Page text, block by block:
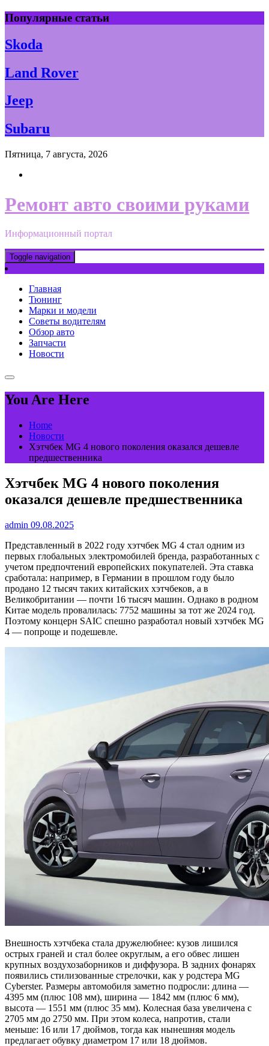
Skip
to
content
Популярные статьи
Skoda
Land Rover
Jeep
Subaru
Пятница, 7 августа, 2026
Ремонт авто своими руками
Информационный портал
Toggle navigation
Главная
Тюнинг
Марки и модели
Советы водителям
Обзор авто
Запчасти
Новости
You Are Here
Home
Новости
Хэтчбек MG 4 нового поколения оказался дешевле
предшественника
Хэтчбек MG 4 нового поколения
оказался дешевле предшественника
admin 09.08.2025
Представленный в 2022 году хэтчбек MG 4 стал одним из
первых глобальных электромобилей бренда, разработанных с
учетом предпочтений европейских покупателей. Эта ставка
сработала: например, в Германии в прошлом году было
продано 12 тысяч таких китайских хэтчбеков, а в
Великобритании — почти 16 тысяч машин. Однако в родном
Китае модель провалилась: 7752 машины за тот же 2024 год.
Поэтому концерн SAIC спешно разработал новый хэтчбек MG
4 — попроще и подешевле.
Внешность хэтчбека стала дружелюбнее: кузов лишился
острых граней и стал более округлым, а его обвес лишен
крупных воздухозаборников и диффузора. В задних фонарях
появились стилизованные стрелочки, как у родстера MG
Cyberster. Размеры автомобиля заметно подросли: длина —
4395 мм (плюс 108 мм), ширина — 1842 мм (плюс 6 мм),
высота — 1551 мм (плюс 35 мм). Колесная база увеличена с
2705 мм до 2750 мм. При этом колеса, напротив, стали
меньше: 16 или 17 дюймов, тогда как нынешняя модель
предлагает обувку диаметром 17 или 18 дюймов.